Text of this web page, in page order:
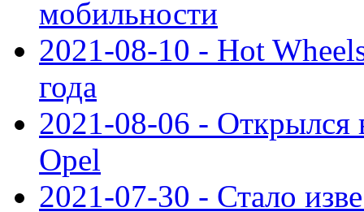
мобильности
2021-08-10 - Hot
года
2021-08-06 - Открылся
Opel
2021-07-30 - Стало